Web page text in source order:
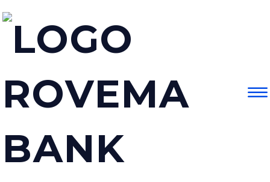
custos e otimize a
eficiência da sua frota.